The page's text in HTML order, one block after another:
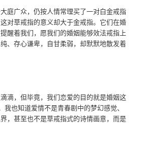
庭广众，仍按人情常理买了一对白金戒指
对草戒指的意义却大于金戒指。它们在婚
醒着我们，愿我们的婚姻能够效法戒指上
、存心谦卑，自甘柔弱，却默默地散发着
滴，但毕竟，我们恋爱的目的就是婚姻这
我也知道爱情不是青春剧中的梦幻感觉、
，甚至也不是草戒指式的诗情画意，而是